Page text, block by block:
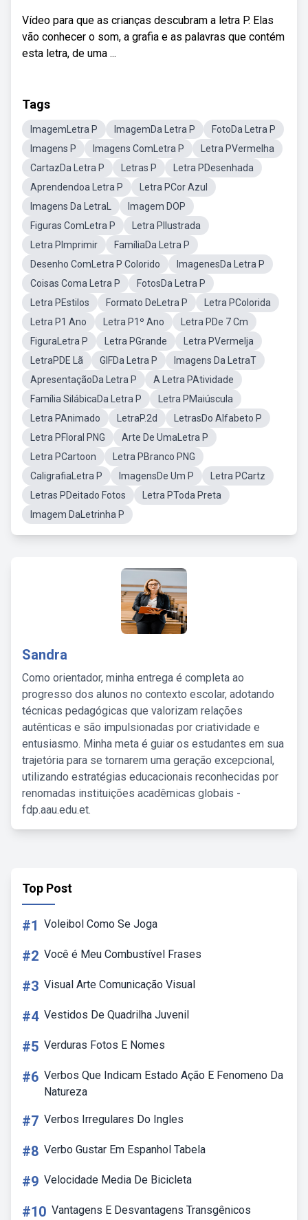
Vídeo para que as crianças descubram a letra P. Elas
vão conhecer o som, a grafia e as palavras que contém
esta letra, de uma ...
Tags
ImagemLetra P ImagemDa Letra P
FotoDa Letra P
Imagens P
Imagens ComLetra P
Letra PVermelha
CartazDa Letra P
Letras P
Letra PDesenhada
Aprendendoa Letra P
Letra PCor Azul
Imagens Da LetraL
Imagem DOP
Figuras ComLetra P
Letra PIlustrada
Letra PImprimir
FamíliaDa Letra P
Desenho ComLetra P Colorido
ImagenesDa Letra P
Coisas Coma Letra P
FotosDa Letra P
Letra PEstilos
Formato DeLetra P
Letra PColorida
Letra P1 Ano
Letra P1º Ano
Letra PDe 7 Cm
FiguraLetra P
Letra PGrande
Letra PVermelja
LetraPDE Lã
GIFDa Letra P
Imagens Da LetraT
ApresentaçãoDa Letra P
A Letra PAtividade
Família SilábicaDa Letra P
Letra PMaiúscula
Letra PAnimado
LetraP.2d
LetrasDo Alfabeto P
Letra PFloral PNG
Arte De UmaLetra P
Letra PCartoon
Letra PBranco PNG
CaligrafiaLetra P
ImagensDe Um P
Letra PCartz
Letras PDeitado Fotos
Letra PToda Preta
Imagem DaLetrinha P
Sandra
Como orientador, minha entrega é completa ao
progresso dos alunos no contexto escolar, adotando
técnicas pedagógicas que valorizam relações
autênticas e são impulsionadas por criatividade e
entusiasmo. Minha meta é guiar os estudantes em sua
trajetória para se tornarem uma geração excepcional,
utilizando estratégias educacionais reconhecidas por
renomadas instituições acadêmicas globais -
fdp.aau.edu.et.
Top Post
#1 Voleibol Como Se Joga
#2 Você é Meu Combustível Frases
#3 Visual Arte Comunicação Visual
#4 Vestidos De Quadrilha Juvenil
#5 Verduras Fotos E Nomes
#6 Verbos Que Indicam Estado Ação E Fenomeno Da
Natureza
#7 Verbos Irregulares Do Ingles
#8 Verbo Gustar Em Espanhol Tabela
#9 Velocidade Media De Bicicleta
#10 Vantagens E Desvantagens Transgênicos